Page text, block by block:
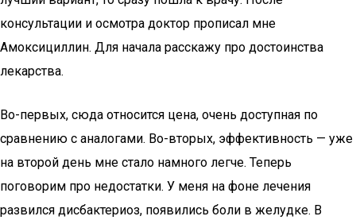
консультации и осмотра доктор прописал мне
Амоксициллин. Для начала расскажу про достоинства
лекарства.
Во-первых, сюда относится цена, очень доступная по
сравнению с аналогами. Во-вторых, эффективность — уже
на второй день мне стало намного легче. Теперь
поговорим про недостатки. У меня на фоне лечения
развился дисбактериоз, появились боли в желудке. В